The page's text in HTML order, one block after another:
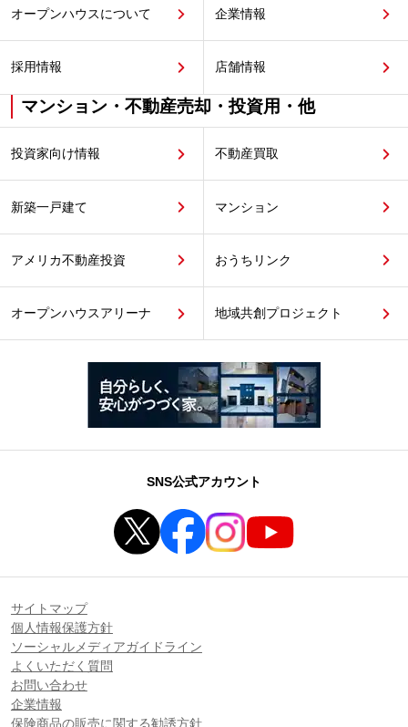
オープンハウスについて 企業情報
採用情報 店舗情報
マンション・不動産売却・投資用・他
投資家向け情報 不動産買取
新築一戸建て マンション
アメリカ不動産投資 おうちリンク
オープンハウスアリーナ 地域共創プロジェクト
SNS公式アカウント
サイトマップ
個人情報保護方針
ソーシャルメディアガイドライン
よくいただく質問
お問い合わせ
企業情報
保険商品の販売に関する勧誘方針